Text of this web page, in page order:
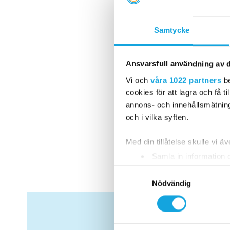
Samtycke
Ansvarsfull användning av
Vi och våra 1022 partners
cookies för att lagra och få
annons- och
och i vilka syften.
Med din tillåtelse skulle vi
Samla in
Identifiera din enhet
Ta reda på mer om hur
eller dra tillbaka ditt
Nödvändig
Den 18/8 slår vi
våra allra första
redan idag. Vi
årskurs 2.
skriva upp er på
skolkoordinator.
årskurs 1 i